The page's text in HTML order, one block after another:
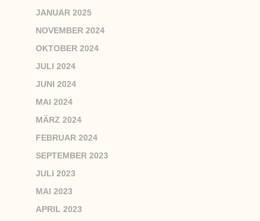
JANUAR 2025
NOVEMBER 2024
OKTOBER 2024
JULI 2024
JUNI 2024
MAI 2024
MÄRZ 2024
FEBRUAR 2024
SEPTEMBER 2023
JULI 2023
MAI 2023
APRIL 2023